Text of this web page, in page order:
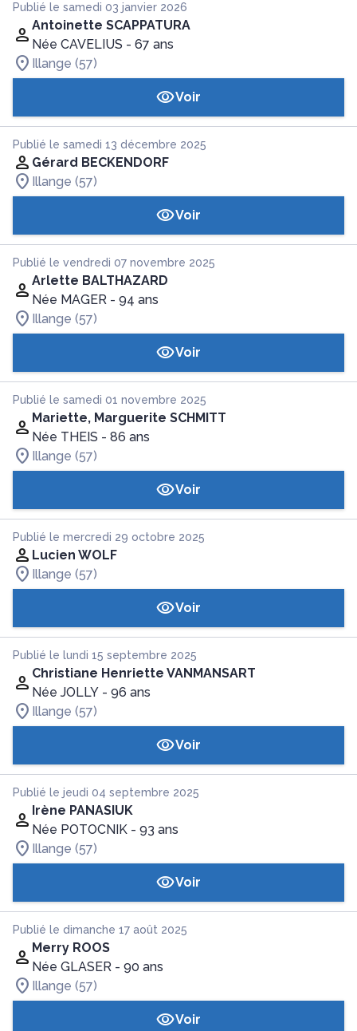
Publié le samedi 03 janvier 2026
Antoinette SCAPPATURA
Née CAVELIUS - 67 ans
Illange (57)
Voir
Publié le samedi 13 décembre 2025
Gérard BECKENDORF
Illange (57)
Voir
Publié le vendredi 07 novembre 2025
Arlette BALTHAZARD
Née MAGER - 94 ans
Illange (57)
Voir
Publié le samedi 01 novembre 2025
Mariette, Marguerite SCHMITT
Née THEIS - 86 ans
Illange (57)
Voir
Publié le mercredi 29 octobre 2025
Lucien WOLF
Illange (57)
Voir
Publié le lundi 15 septembre 2025
Christiane Henriette VANMANSART
Née JOLLY - 96 ans
Illange (57)
Voir
Publié le jeudi 04 septembre 2025
Irène PANASIUK
Née POTOCNIK - 93 ans
Illange (57)
Voir
Publié le dimanche 17 août 2025
Merry ROOS
Née GLASER - 90 ans
Illange (57)
Voir